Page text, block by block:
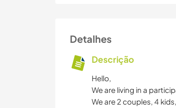
Detalhes
Descrição
Hello,
We are living in a
We are 2 couples, 4